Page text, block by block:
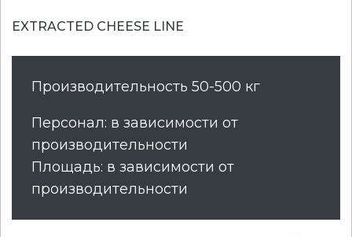
EXTRACTED CHEESE LINE
Производительность 50-500 кг
Персонал: в зависимости от
производительности
Площадь: в зависимости от
производительности